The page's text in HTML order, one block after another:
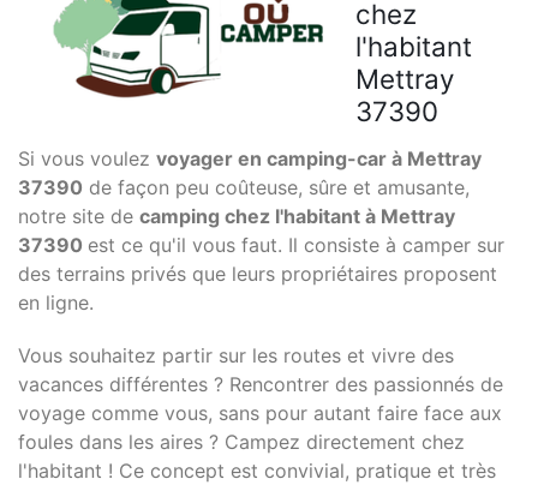
chez
l'habitant
Mettray
37390
Si vous voulez voyager en camping-car à Mettray
37390 de façon peu coûteuse, sûre et amusante,
notre site de camping chez l'habitant à Mettray
37390 est ce qu'il vous faut. Il consiste à camper sur
des terrains privés que leurs propriétaires proposent
en ligne.
Vous souhaitez partir sur les routes et vivre des
vacances différentes ? Rencontrer des passionnés de
voyage comme vous, sans pour autant faire face aux
foules dans les aires ? Campez directement chez
l'habitant ! Ce concept est convivial, pratique et très